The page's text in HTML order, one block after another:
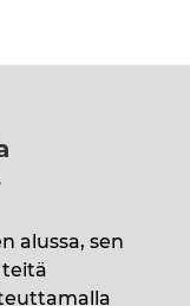
alussa, sen
teitä